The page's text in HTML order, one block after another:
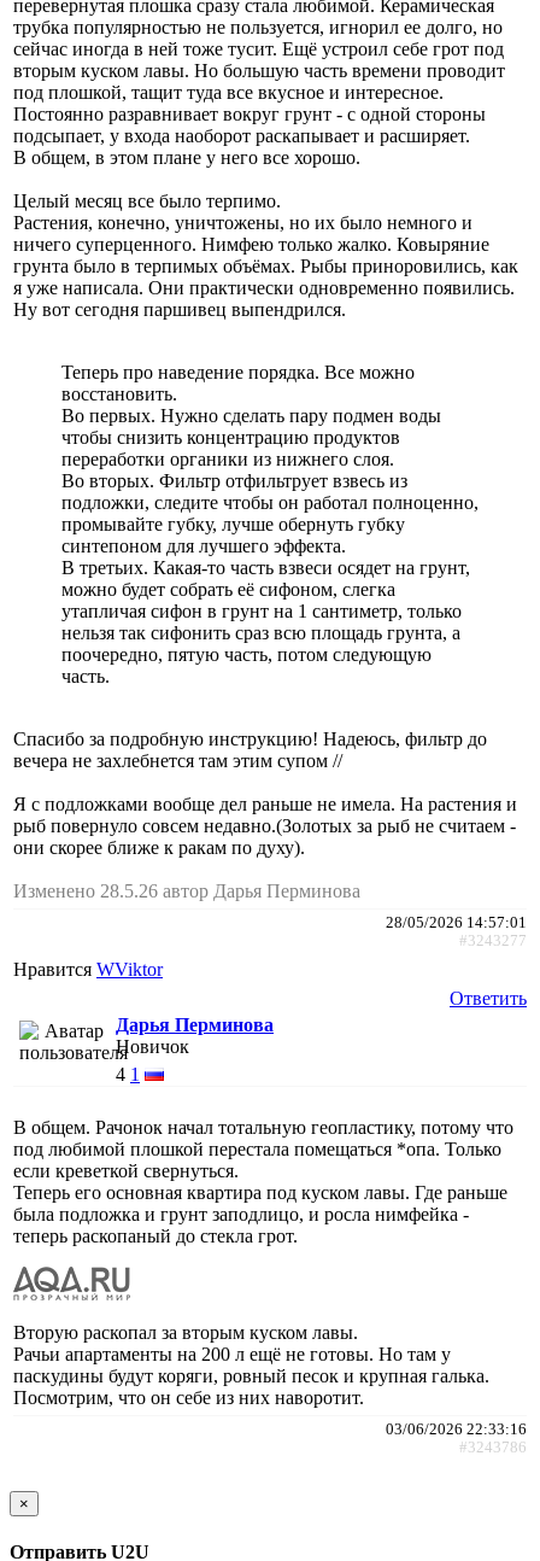
перевернутая плошка сразу стала любимой. Керамическая
трубка популярностью не пользуется, игнорил ее долго, но
сейчас иногда в ней тоже тусит. Ещё устроил себе грот под
вторым куском лавы. Но большую часть времени проводит
под плошкой, тащит туда все вкусное и интересное.
Постоянно разравнивает вокруг грунт - с одной стороны
подсыпает, у входа наоборот раскапывает и расширяет.
В общем, в этом плане у него все хорошо.
Целый месяц все было терпимо.
Растения, конечно, уничтожены, но их было немного и
ничего суперценного. Нимфею только жалко. Ковыряние
грунта было в терпимых объёмах. Рыбы приноровились, как
я уже написала. Они практически одновременно появились.
Ну вот сегодня паршивец выпендрился.
Теперь про наведение порядка. Все можно
восстановить.
Во первых. Нужно сделать пару подмен воды
чтобы снизить концентрацию продуктов
переработки органики из нижнего слоя.
Во вторых. Фильтр отфильтрует взвесь из
подложки, следите чтобы он работал полноценно,
промывайте губку, лучше обернуть губку
синтепоном для лучшего эффекта.
В третьих. Какая-то часть взвеси осядет на грунт,
можно будет собрать её сифоном, слегка
утапличая сифон в грунт на 1 сантиметр, только
нельзя так сифонить сраз всю площадь грунта, а
поочередно, пятую часть, потом следующую
часть.
Спасибо за подробную инструкцию! Надеюсь, фильтр до
вечера не захлебнется там этим супом //
Я с подложками вообще дел раньше не имела. На растения и
рыб повернуло совсем недавно.(Золотых за рыб не считаем -
они скорее ближе к ракам по духу).
Изменено 28.5.26 автор Дарья Перминова
28/05/2026 14:57:01
#3243277
Нравится WViktor
Ответить
Дарья Перминова
Новичок
4 1
В общем. Рачонок начал тотальную геопластику, потому что
под любимой плошкой перестала помещаться *опа. Только
если креветкой свернуться.
Теперь его основная квартира под куском лавы. Где раньше
была подложка и грунт заподлицо, и росла нимфейка -
теперь раскопаный до стекла грот.
Вторую раскопал за вторым куском лавы.
Рачьи апартаменты на 200 л ещё не готовы. Но там у
паскудины будут коряги, ровный песок и крупная галька.
Посмотрим, что он себе из них наворотит.
03/06/2026 22:33:16
#3243786
×
Отправить U2U